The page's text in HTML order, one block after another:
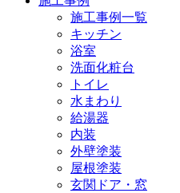
施工事例一覧
キッチン
浴室
洗面化粧台
トイレ
水まわり
給湯器
内装
外壁塗装
屋根塗装
玄関ドア・窓